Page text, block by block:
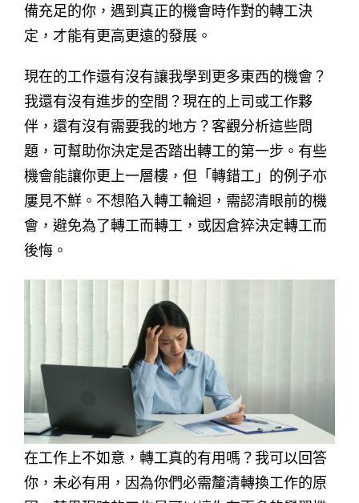
備充足的你，遇到真正的機會時作對的轉工決
定，才能有更高更遠的發展。
現在的工作還有沒有讓我學到更多東西的機會？
我還有沒有進步的空間？現在的上司或工作夥
伴，還有沒有需要我的地方？客觀分析這些問
題，可幫助你決定是否踏出轉工的第一步。有些
機會能讓你更上一層樓，但「轉錯工」的例子亦
屢見不鮮。不想陷入轉工輪迴，需認清眼前的機
會，避免為了轉工而轉工，或因倉猝決定轉工而
後悔。
在工作上不如意，轉工真的有用嗎？我可以回答
你，未必有用，因為你們必需釐清轉換工作的原